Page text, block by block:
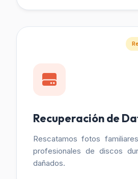
Recuperación de
Rescatamos fotos
profesionales de discos
dañados.